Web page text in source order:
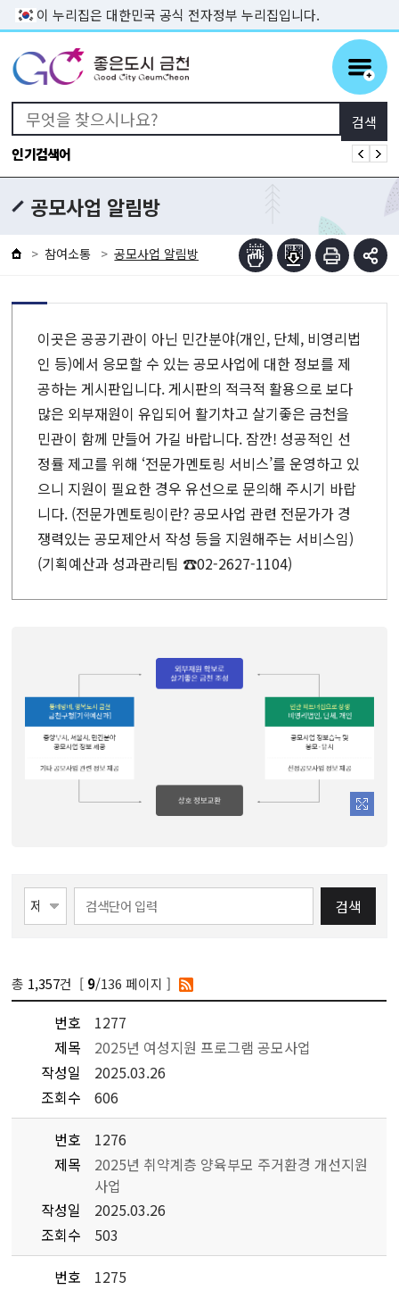
본문 바로가기
이 누리집은 대한민국 공식 전자정부 누리집입니다.
인기검색어
공모사업 알림방
참여소통 공모사업 알림방
이곳은 공공기관이 아닌 민간분야(개인, 단체, 비영리법
인 등)에서 응모할 수 있는 공모사업에 대한 정보를 제
공하는 게시판입니다.게시판의 적극적 활용으로 보다
많은 외부재원이 유입되어 활기차고 살기좋은 금천을
민관이 함께 만들어 가길 바랍니다. 잠깐! 성공적인 선
정률 제고를 위해 ‘전문가멘토링 서비스’를 운영하고 있
으니 지원이 필요한 경우유선으로 문의해 주시기 바랍
니다. (전문가멘토링이란? 공모사업 관련 전문가가 경
쟁력있는 공모제안서 작성 등을 지원해주는 서비스임)
(기획예산과 성과관리팀 ☎02-2627-1104)
검색
총 1,357건 [ 9/136 페이지 ]
번호
1277
제목
2025년 여성지원 프로그램 공모사업
작성일
2025.03.26
조회수
606
번호
1276
제목
2025년 취약계층 양육부모 주거환경 개선지원
사업
작성일
2025.03.26
조회수
503
번호
1275